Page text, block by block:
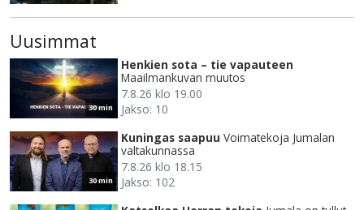
Uusimmat
30 min
Henkien sota – tie vapauteen
Maailmankuvan muutos
7.8.26 klo 19.00
Jakso: 10
30 min
Kuningas saapuu Voimatekoja Jumalan
valtakunnassa
7.8.26 klo 18.15
Jakso: 102